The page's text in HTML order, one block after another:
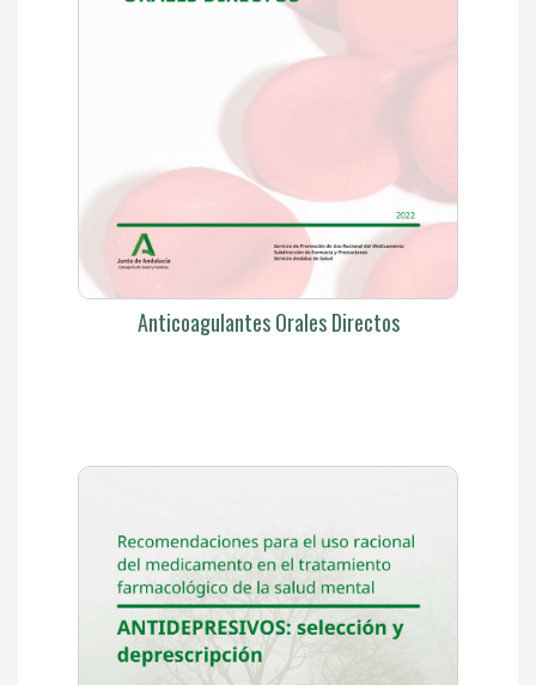
Anticoagulantes Orales Directos